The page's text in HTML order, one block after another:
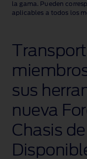
la gama. Pueden
aplicables a todos los
sus
nueva
Chasis